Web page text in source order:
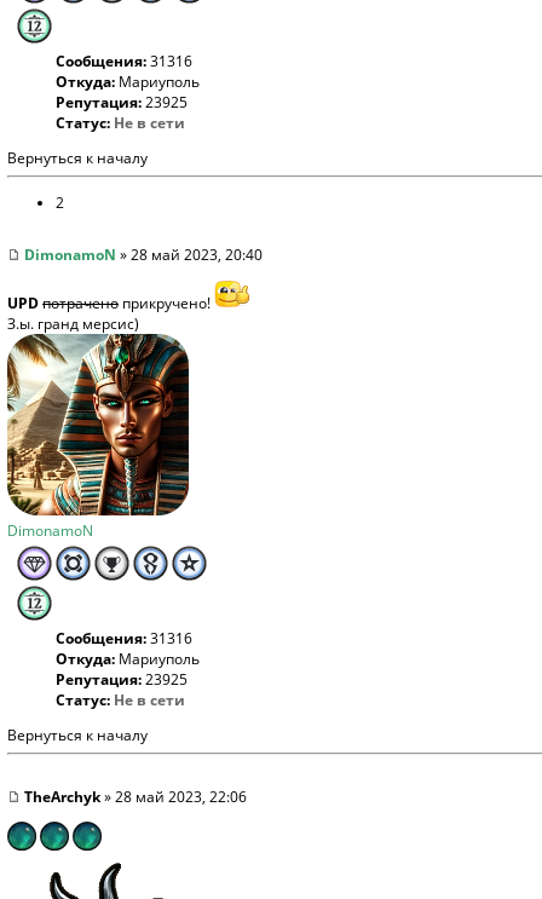
Сообщения:31316
Откуда: Мариуполь
Репутация:23925
Статус: Не в сети
Вернуться к началу
2
DimonamoN » 28 май 2023, 20:40
UPDпотрачено прикручено!
З.ы. гранд мерсис)
DimonamoN
Сообщения:31316
Откуда: Мариуполь
Репутация:23925
Статус: Не в сети
Вернуться к началу
TheArchyk» 28 май 2023, 22:06